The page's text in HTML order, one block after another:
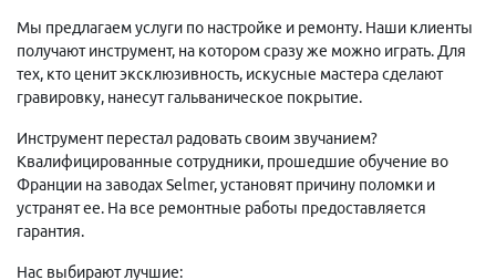
Мы предлагаем услуги по настройке и ремонту. Наши клиенты
получают инструмент, на котором сразу же можно играть. Для
тех, кто ценит эксклюзивность, искусные мастера сделают
гравировку, нанесут гальваническое покрытие.
Инструмент перестал радовать своим звучанием?
Квалифицированные сотрудники, прошедшие обучение во
Франции на заводах Selmer, установят причину поломки и
устранят ее. На все ремонтные работы предоставляется
гарантия.
Нас выбирают лучшие: